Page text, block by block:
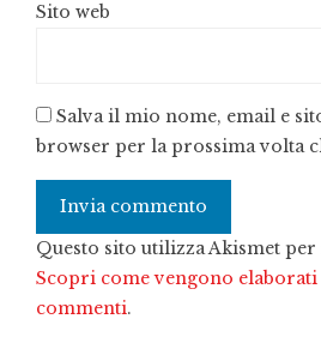
Sito web
Salva il mio nome, email e
browser per la prossima volta
Questo sito utilizza Akismet
Scopri come vengono
commenti.